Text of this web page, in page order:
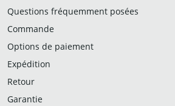
Questions fréquemment posées
Commande
Options de paiement
Expédition
Retour
Garantie